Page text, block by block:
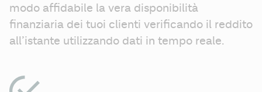
modo affidabile la vera disponibilità
finanziaria dei tuoi clienti verificando il reddito
all’istante utilizzando dati in tempo reale.